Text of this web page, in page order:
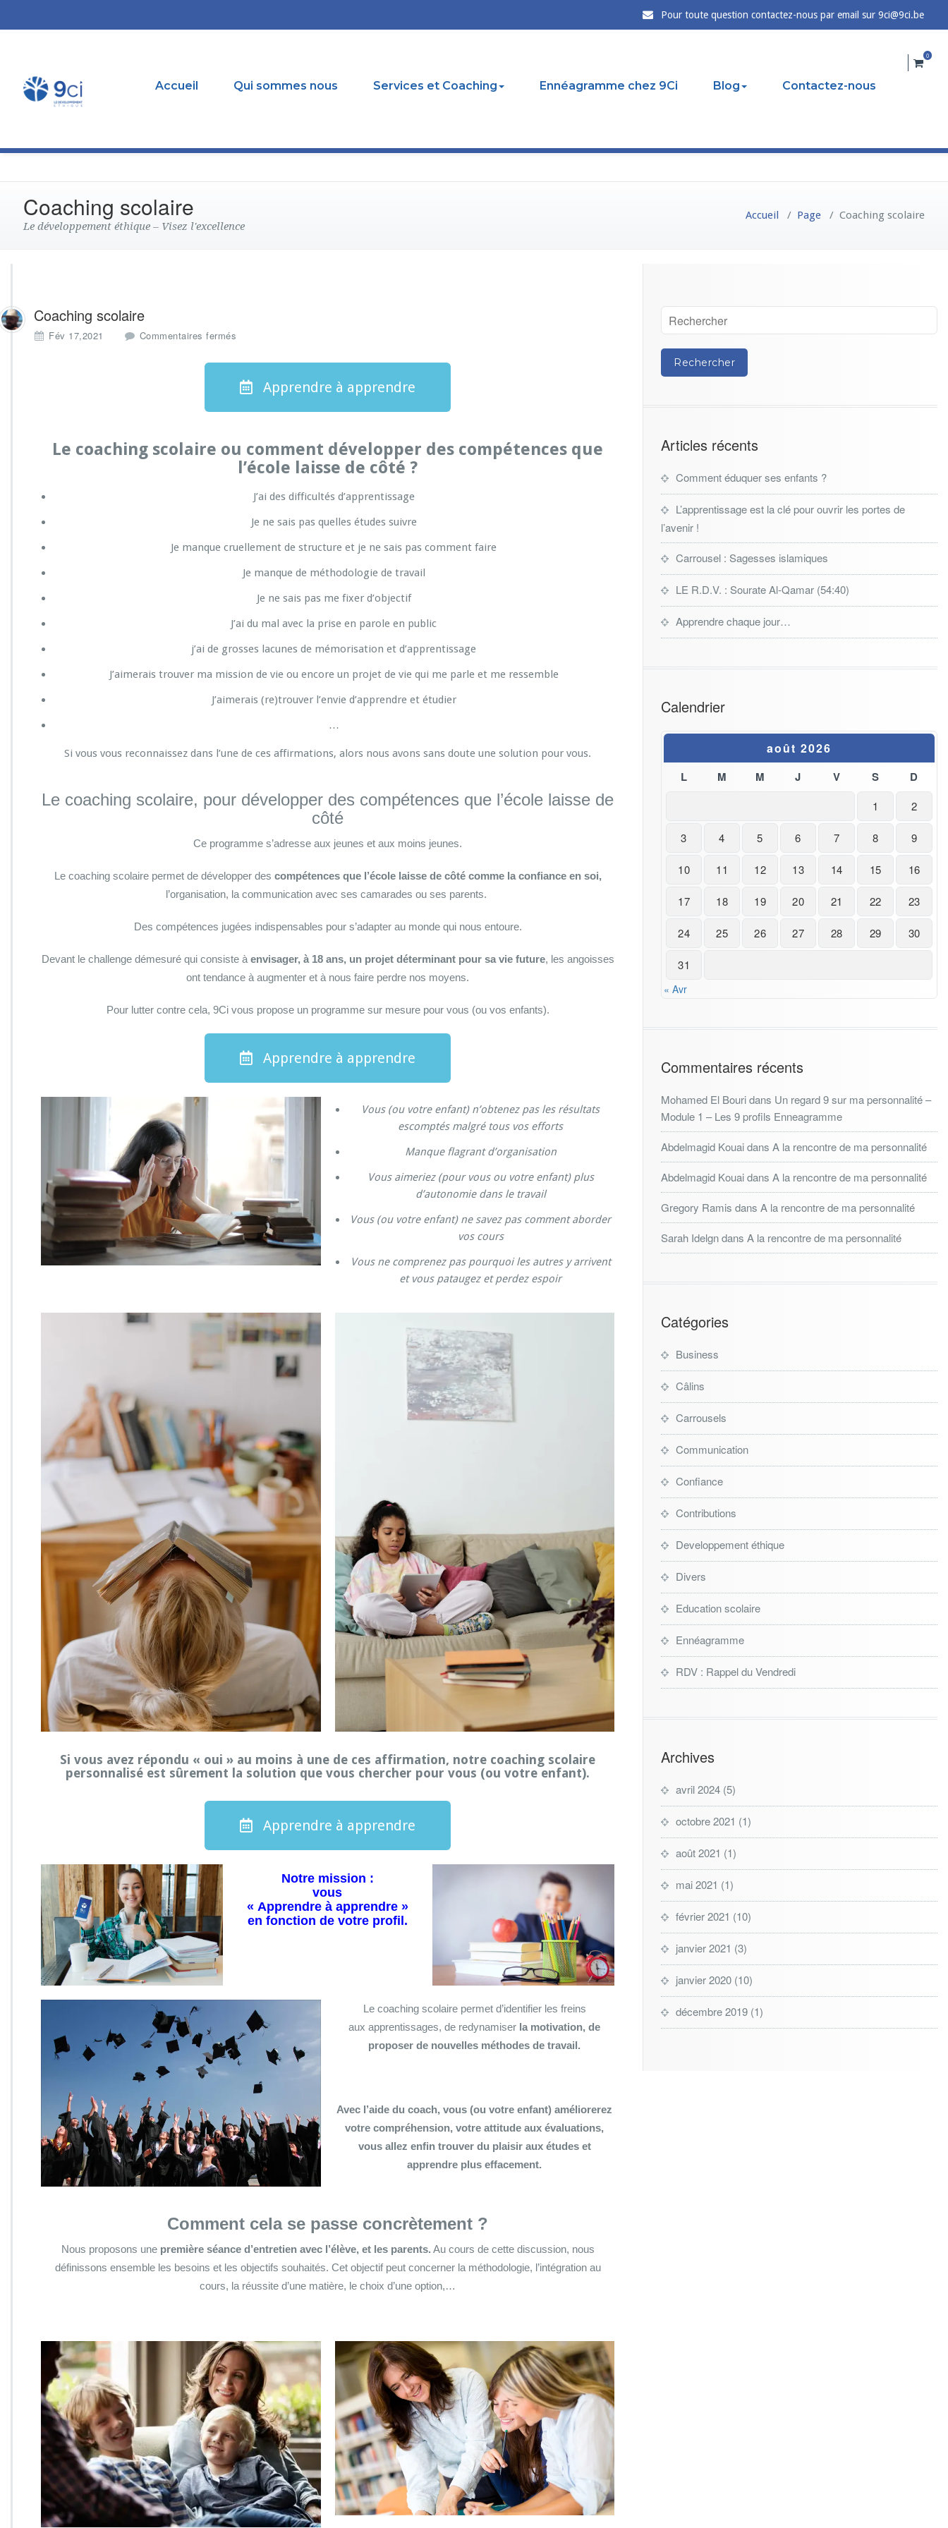
Pour toute question contactez-nous par email sur 9ci@9ci.be
Accueil Qui sommes nous Services et Coaching Ennéagramme chez 9Ci Blog Contactez-nous
0
Coaching scolaire
Le développement éthique – Visez l'excellence
Accueil / Page / Coaching scolaire
Coaching scolaire
Fév 17,2021 Commentaires fermés
Apprendre à apprendre
Le coaching scolaire ou comment développer des compétences que
l’école laisse de côté ?
J’ai des difficultés d’apprentissage
Je ne sais pas quelles études suivre
Je manque cruellement de structure et je ne sais pas comment faire
Je manque de méthodologie de travail
Je ne sais pas me fixer d’objectif
J’ai du mal avec la prise en parole en public
j’ai de grosses lacunes de mémorisation et d’apprentissage
J’aimerais trouver ma mission de vie ou encore un projet de vie qui me parle et me ressemble
J’aimerais (re)trouver l’envie d’apprendre et étudier
…
Si vous vous reconnaissez dans l’une de ces affirmations, alors nous avons sans doute une solution pour vous.
Le coaching scolaire, pour développer des compétences que l’école laisse de
côté
Ce programme s’adresse aux jeunes et aux moins jeunes.
Le coaching scolaire permet de développer des compétences que l’école laisse de côté comme la confiance en soi,
l’organisation, la communication avec ses camarades ou ses parents.
Des compétences jugées indispensables pour s’adapter au monde qui nous entoure.
Devant le challenge démesuré qui consiste àenvisager, à 18 ans, un projet déterminant pour sa vie future, les angoisses
ont tendance à augmenter et à nous faire perdre nos moyens.
Pour lutter contre cela, 9Ci vous propose un programme sur mesure pour vous (ou vos enfants).
Apprendre à apprendre
Vous (ou votre enfant) n’obtenez pas les résultats
escomptés malgré tous vos efforts
Manque flagrant d’organisation
Vous aimeriez (pour vous ou votre enfant) plus
d’autonomie dans le travail
Vous (ou votre enfant) ne savez pas comment aborder
vos cours
Vous ne comprenez pas pourquoi les autres y arrivent
et vous pataugez et perdez espoir
Si vous avez répondu « oui » au moins à une de ces affirmation, notre coaching scolaire
personnalisé est sûrement la solution que vous chercher pour vous (ou votre enfant).
Apprendre à apprendre
Notre mission :
vous
« Apprendre à apprendre »
en fonction de votre profil.
Le coaching scolaire permet d’identifier les freins
aux apprentissages, de redynamiser la motivation, de
proposer de nouvelles méthodes de travail.
Avec l’aide du coach, vous (ou votre enfant) améliorerez
votre compréhension, votre attitude aux évaluations,
vous allez enfin trouver du plaisir aux études et
apprendre plus effacement.
Comment cela se passe concrètement ?
Nous proposons unepremière séance d’entretien avec l’élève, et les parents. Au cours de cette discussion, nous
définissons ensemble les besoins et les objectifs souhaités. Cet objectif peut concerner la méthodologie, l’intégration au
cours, la réussite d’une matière, le choix d’une option,…
Articles récents
Comment éduquer ses enfants ?
L’apprentissage est la clé pour ouvrir les portes de
l’avenir !
Carrousel : Sagesses islamiques
LE R.D.V. : Sourate Al-Qamar (54:40)
Apprendre chaque jour…
Calendrier
août 2026
L M M J V S D
1 2
3 4 5 6 7 8 9
10 11 12 13 14 15 16
17 18 19 20 21 22 23
24 25 26 27 28 29 30
31
« Avr
Commentaires récents
Mohamed El Bouridans Un regard 9 sur ma personnalité –
Module 1 – Les 9 profils Enneagramme
Abdelmagid Kouaidans A la rencontre de ma personnalité
Abdelmagid Kouaidans A la rencontre de ma personnalité
Gregory Ramis dans A la rencontre de ma personnalité
Sarah Idelgndans A la rencontre de ma personnalité
Catégories
Business
Câlins
Carrousels
Communication
Confiance
Contributions
Developpement éthique
Divers
Education scolaire
Ennéagramme
RDV : Rappel du Vendredi
Archives
avril 2024 (5)
octobre 2021 (1)
août 2021 (1)
mai 2021 (1)
février 2021 (10)
janvier 2021 (3)
janvier 2020 (10)
décembre 2019 (1)